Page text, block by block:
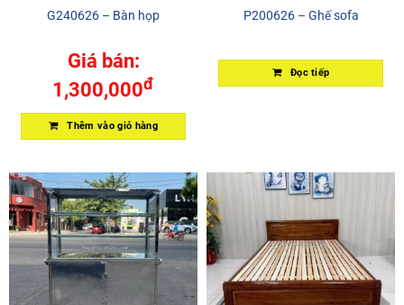
G240626 – Bàn họp
Giá bán:
1,300,000đ
Thêm vào giỏ hàng
P200626 – Ghế sofa
Đọc tiếp